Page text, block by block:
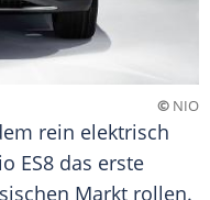
© NIO
rein elektrisch
ES8 das erste
Markt rollen.